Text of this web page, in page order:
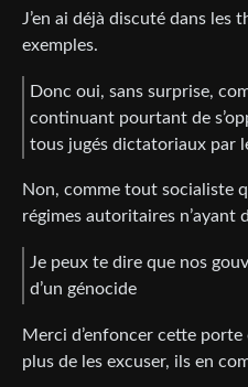
J’en ai déjà discuté dans les
exemples.
Donc oui, sans surprise,
continuant pourtant de
tous jugés dictatoriaux par
Non, comme tout socialiste
régimes autoritaires n’ayant
Je peux te dire que nos
d’un génocide
Merci d’enfoncer cette porte
plus de les excuser, ils en